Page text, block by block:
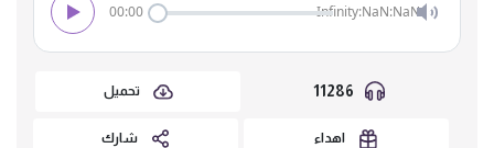
00:00 Infinity:NaN:NaN
تحميل
اهداء شارك